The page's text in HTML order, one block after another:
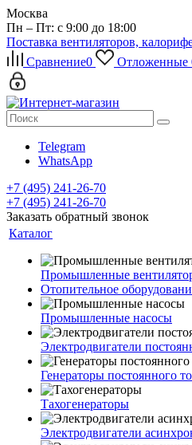
Москва
Пн – Пт: с 9:00 до 18:00
Поставка вентиляторов,
Сравнение0 Отложенные
Telegram
WhatsApp
+7 (495) 241-26-70
+7 (495) 241-26-70
Заказать обратный звонок
Каталог
Промышленные
Отопительное
Промышленные насосы
Электродвигатели
Генераторы постоянного
Тахогенераторы
Электродвигатели